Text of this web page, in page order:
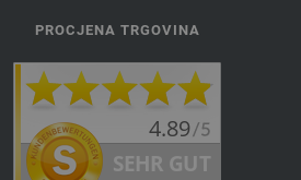
PROCJENA TRGOVINA